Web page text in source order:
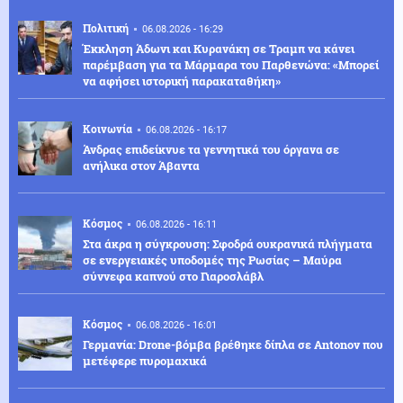
Πολιτική 06.08.2026 - 16:29
Έκκληση Άδωνι και Κυρανάκη σε Τραμπ να κάνει
παρέμβαση για τα Μάρμαρα του Παρθενώνα: «Μπορεί
να αφήσει ιστορική παρακαταθήκη»
Κοινωνία 06.08.2026 - 16:17
Άνδρας επιδείκνυε τα γεννητικά του όργανα σε
ανήλικα στον Άβαντα
Κόσμος 06.08.2026 - 16:11
Στα άκρα η σύγκρουση: Σφοδρά ουκρανικά πλήγματα
σε ενεργειακές υποδομές της Ρωσίας – Μαύρα
σύννεφα καπνού στο Γιαροσλάβλ
Κόσμος 06.08.2026 - 16:01
Γερμανία: Drone-βόμβα βρέθηκε δίπλα σε Antonov που
μετέφερε πυρομαχικά